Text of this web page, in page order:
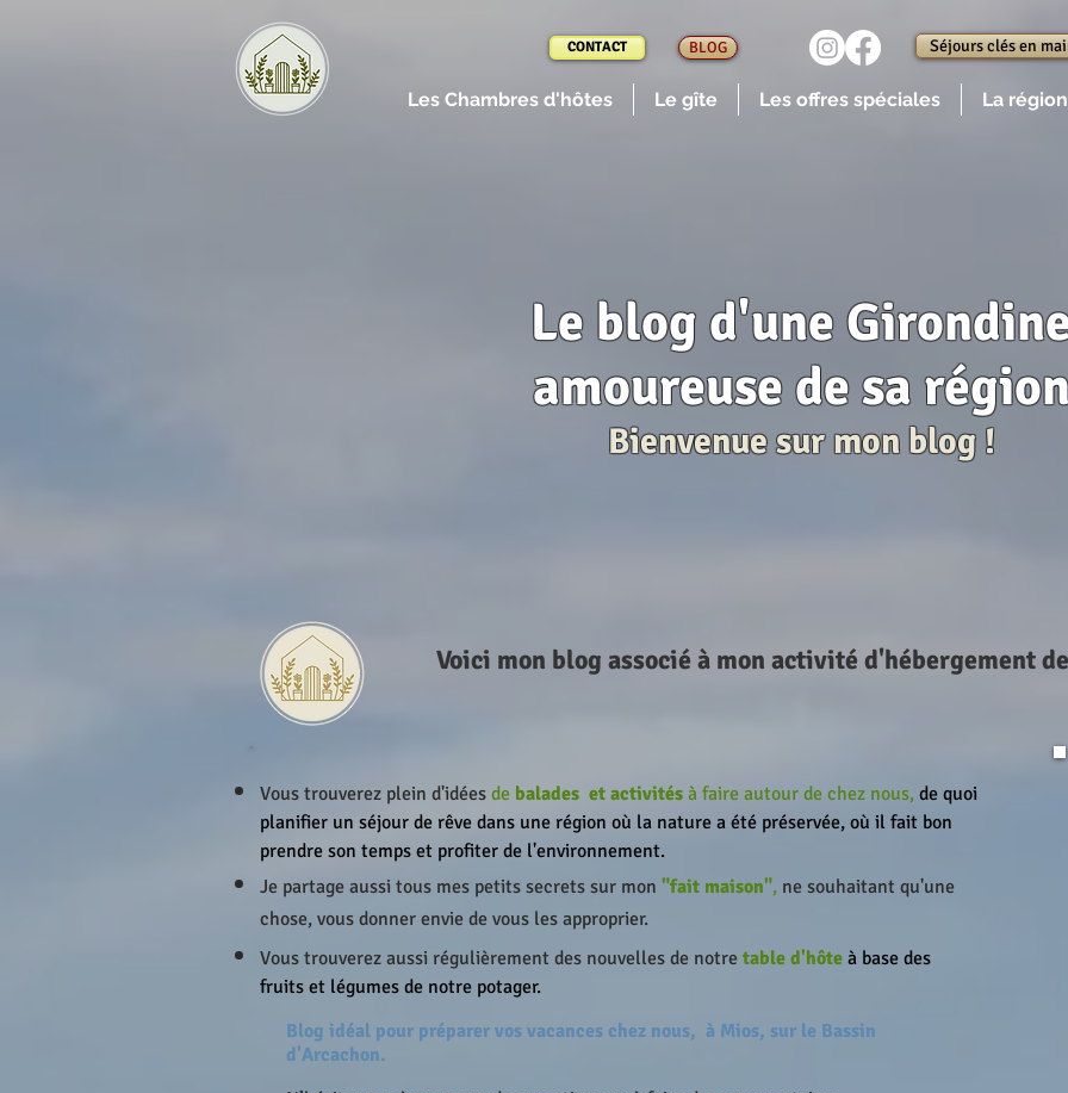
CONTACT BLOG Séjours clés en
Les Chambres d'hôtes Le gîte Les offres spéciales La région
Le blog d'une
amoureuse de sa
Bienvenue sur mon blog !
Vous trouverez plein d'idées de balades et activités à faire autour de chez nous, de quoi
planifier un séjour de rêve dans une région où la nature a été préservée, où il fait bon
prendre son temps et profiter de l'environnement.
Je partage aussi tous mes petits secrets sur mon "fait maison", ne souhaitant qu'une
chose, vous donner envie de vous les approprier.
Vous trouverez aussi régulièrement des nouvelles de notre table d'hôte à base des
fruits et légumes de notre potager.
Blog idéal pour préparer vos vacances chez nous, à Mios, sur le Bassin
d'Arcachon.
Voici mon blog associé à mon activité d'hébergement